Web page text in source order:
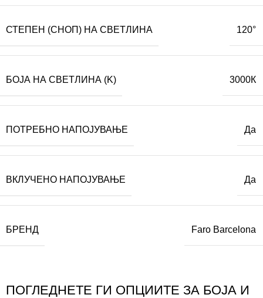
СТЕПЕН (СНОП) НА СВЕТЛИНА 120°
БОЈА НА СВЕТЛИНА (K) 3000К
ПОТРЕБНО НАПОЈУВАЊЕ Да
ВКЛУЧЕНО НАПОЈУВАЊЕ Да
БРЕНД Faro Barcelona
ПОГЛЕДНЕТЕ ГИ ОПЦИИТЕ ЗА БОЈА И